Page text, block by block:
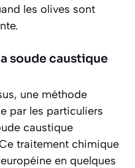
les olives sont
soude caustique
une méthode
par les particuliers
caustique
traitement chimique
en quelques